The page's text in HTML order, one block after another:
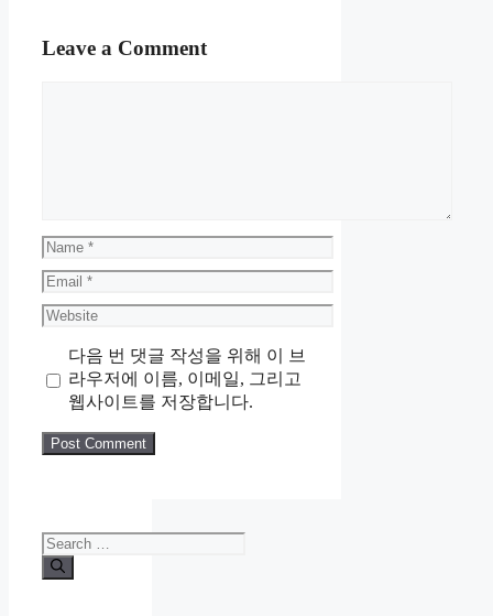
Leave a Comment
Name
Email
Website
다음 번 댓글 작성을 위해 이 브
라우저에 이름, 이메일, 그리고
웹사이트를 저장합니다.
Search
for: